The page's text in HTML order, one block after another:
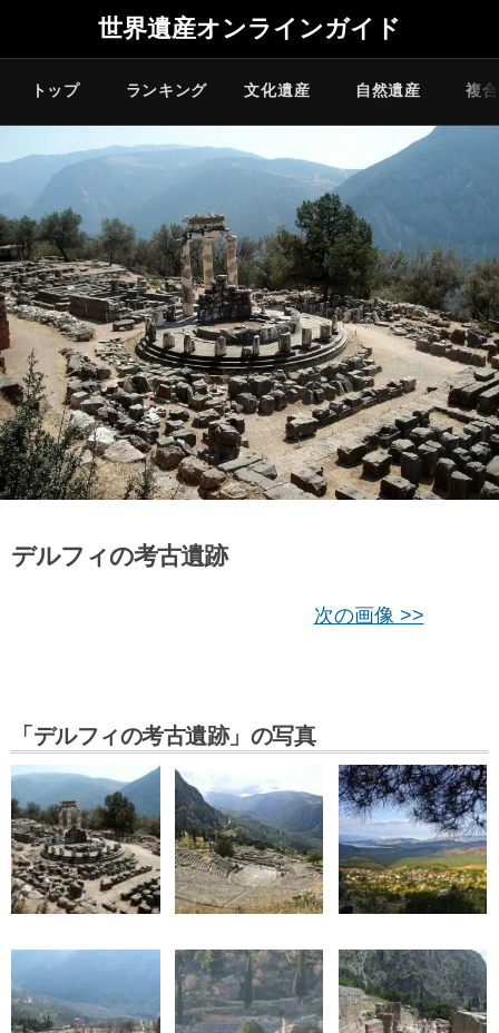
世界遺産オンラインガイド
トップ ランキング 文化遺産 自然遺産 複
デルフィの考古遺跡
次の画像 >>
「デルフィの考古遺跡」の写真